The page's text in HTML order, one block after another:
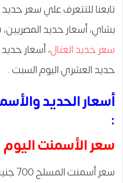
تابعنا للتتعرف علي سعر
بشاي، أسعار حديد
سعر حديد العتال، أسعار
حديد العشري اليوم السبت .
أسعار الحديد
:
سعر الأسمنت